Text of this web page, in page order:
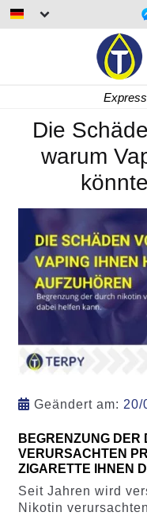
Die
warum
Geändert am: 20/
BEGRENZUNG DER
VERURSACHTEN
ZIGARETTE IHNEN
Seit Jahren wird
Nikotin verursachten